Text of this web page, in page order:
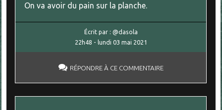
On va avoir du pain sur la planche.
Écrit par : @dasola
22h48 - lundi 03 mai 2021
RÉPONDRE À CE COMMENTAIRE